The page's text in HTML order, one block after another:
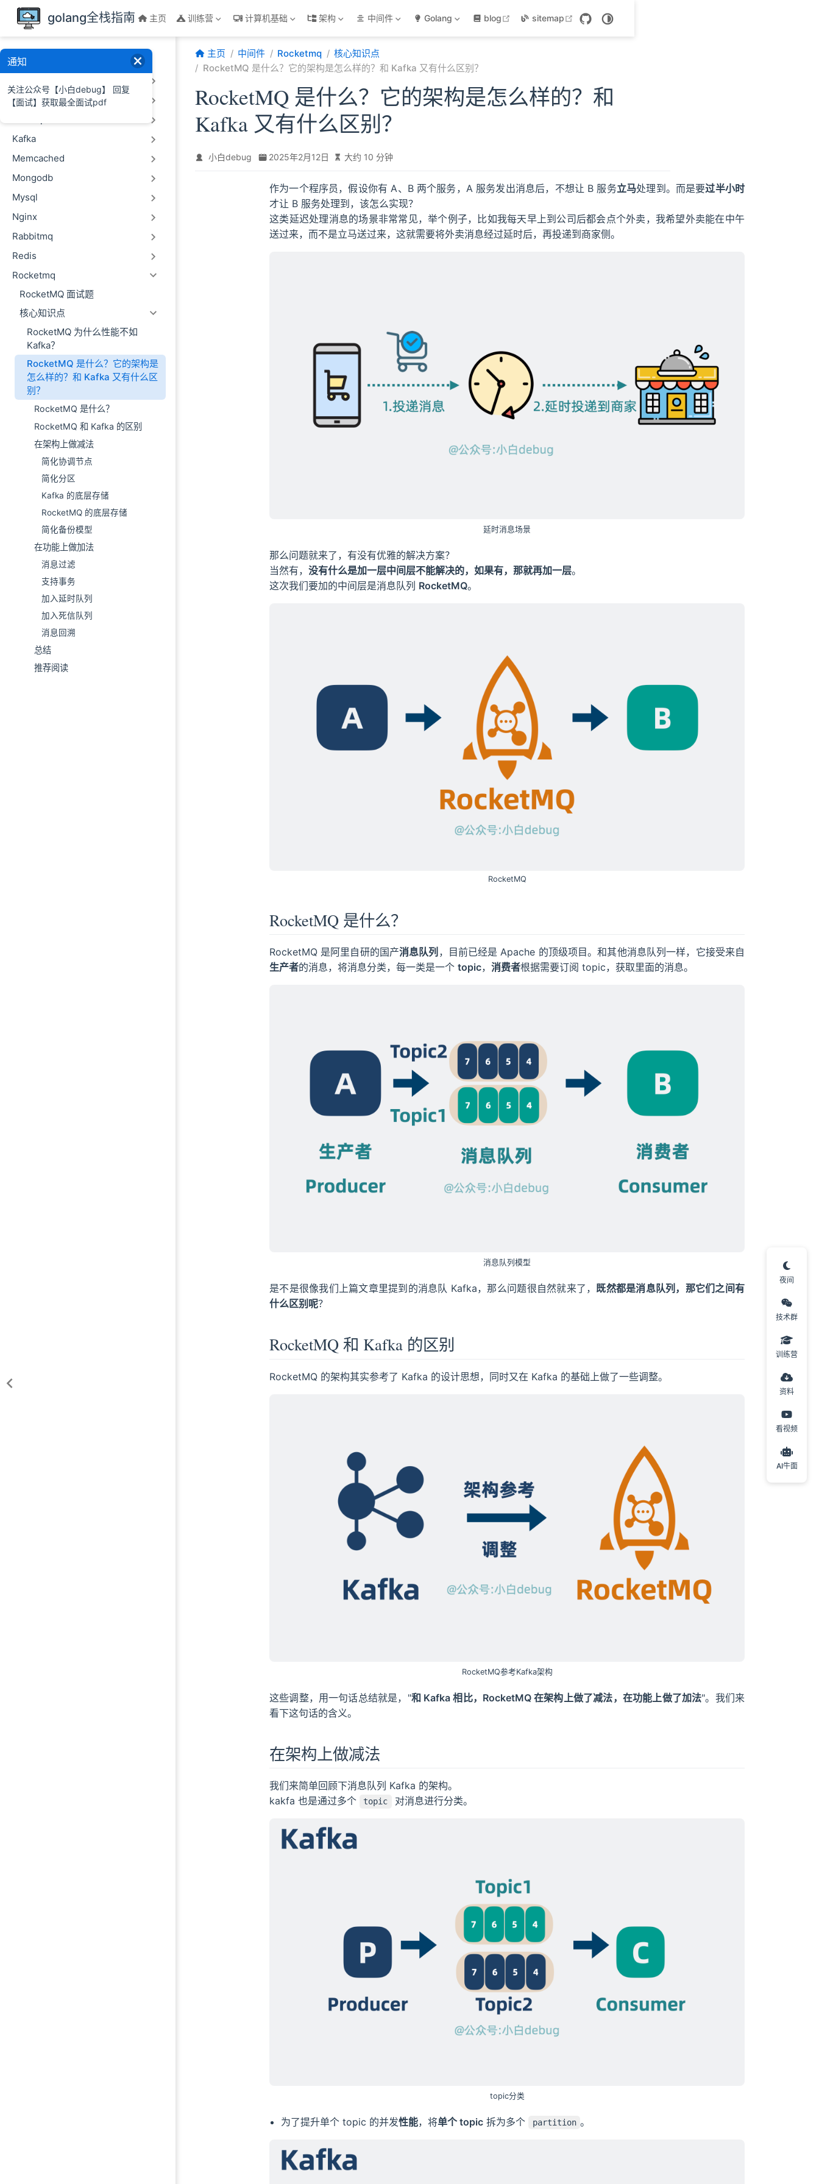
跳至主要內容
golang全栈指南 主页 训练营 计算机基础 架构 中间件 Golang blog open in new window
sitemap open in new window
中间件
Es
Kafka
Memcached
Mongodb
Mysql
Nginx
Rabbitmq
Redis
Rocketmq
RocketMQ 面试题
核心知识点
RocketMQ 为什么性能不如
Kafka？
RocketMQ 是什么？它的架构是
怎么样的？和 Kafka 又有什么区
别？
RocketMQ 是什么？
RocketMQ 和 Kafka 的区别
在架构上做减法
简化协调节点
简化分区
Kafka 的底层存储
RocketMQ 的底层存储
简化备份模型
在功能上做加法
消息过滤
支持事务
加入延时队列
加入死信队列
消息回溯
总结
推荐阅读
主页 中间件 Rocketmq
核心知识点
RocketMQ 是什么？它的架构是怎么样的？和 Kafka 又有什么区别？
RocketMQ 是什么？它的架构是怎么样的？和
Kafka 又有什么区别？
小白debug 2025年2月12日 大约 10 分钟
作为一个程序员，假设你有 A、B 两个服务，A 服务发出消息后，不想让 B 服务立马处理到。而是要过半小时
才让 B 服务处理到，该怎么实现？
这类延迟处理消息的场景非常常见，举个例子，比如我每天早上到公司后都会点个外卖，我希望外卖能在中午
送过来，而不是立马送过来，这就需要将外卖消息经过延时后，再投递到商家侧。
延时消息场景
那么问题就来了，有没有优雅的解决方案？
当然有， 没有什么是加一层中间层不能解决的，如果有，那就再加一层。
这次我们要加的中间层是消息队列 RocketMQ。
RocketMQ
RocketMQ 是什么？
RocketMQ 是阿里自研的国产消息队列 ，目前已经是 Apache 的顶级项目。和其他消息队列一样，它接受来自
生产者的消息，将消息分类，每一类是一个 topic， 消费者根据需要订阅 topic，获取里面的消息。
消息队列模型
是不是很像我们上篇文章里提到的消息队 Kafka，那么问题很自然就来了， 既然都是消息队列，那它们之间有
什么区别呢？
RocketMQ 和 Kafka 的区别
RocketMQ 的架构其实参考了 Kafka 的设计思想，同时又在 Kafka 的基础上做了一些调整。
RocketMQ参考Kafka架构
这些调整，用一句话总结就是，"和 Kafka 相比，RocketMQ 在架构上做了减法，在功能上做了加法"。我们来
看下这句话的含义。
在架构上做减法
我们来简单回顾下消息队列 Kafka 的架构。
kakfa 也是通过多个
topic 对消息进行分类。
topic分类
为了提升单个 topic 的并发性能，将单个 topic 拆为多个 partition 。
通知
关注公众号【小白debug】 回复
【面试】获取最全面试pdf
夜间
技术群
训练营
资料
看视频
AI牛面